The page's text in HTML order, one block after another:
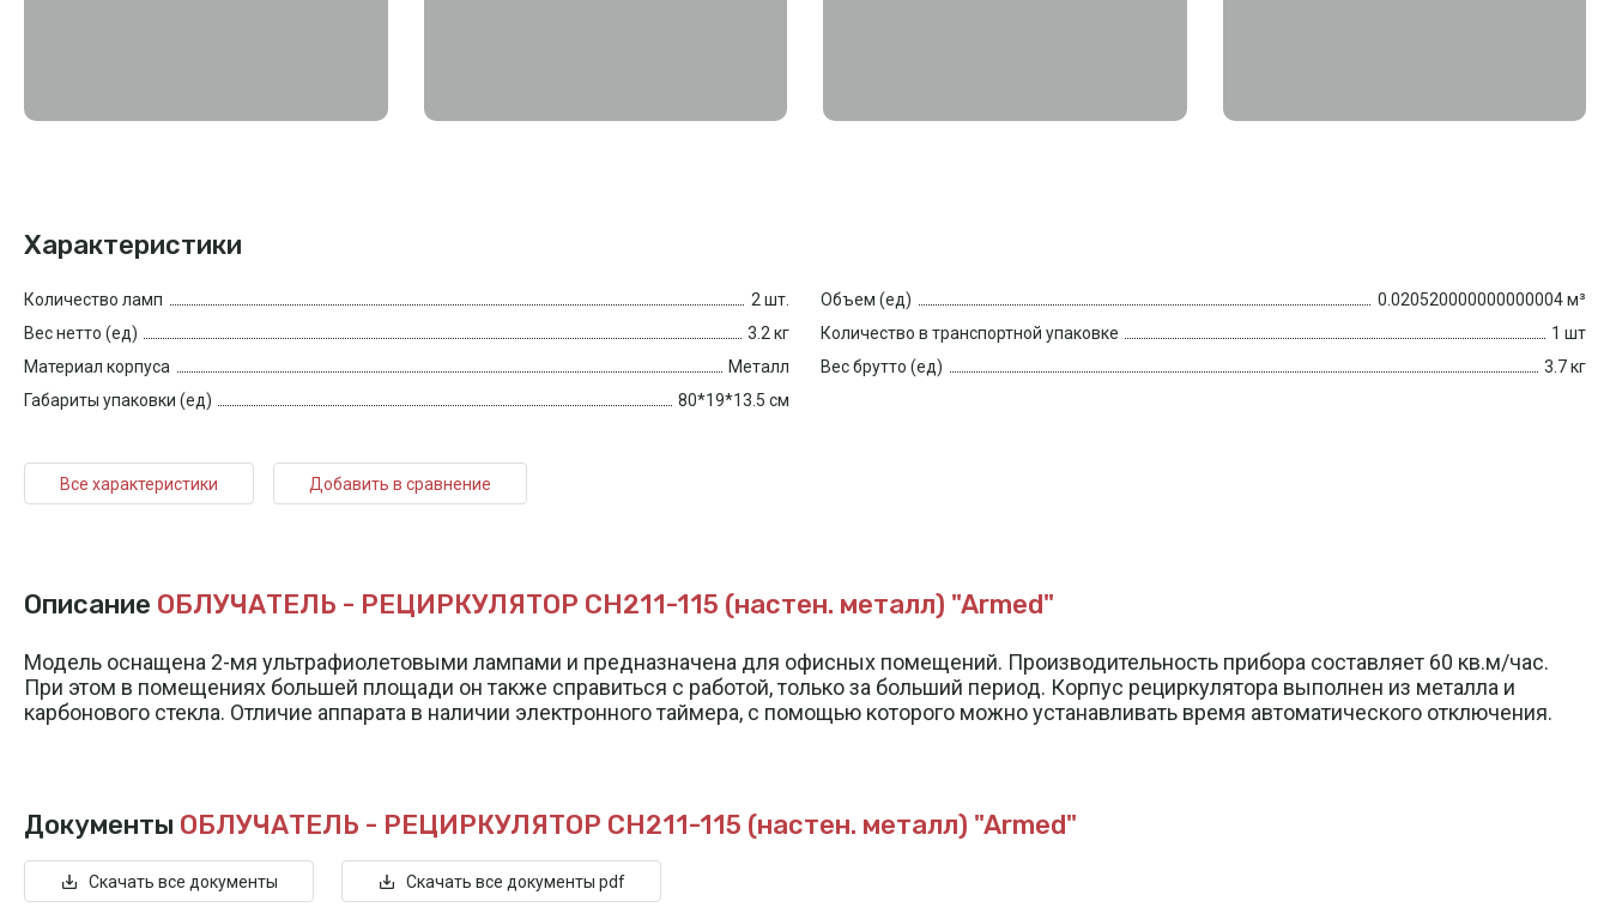
Характеристики
Количество ламп
2 шт.
Вес нетто (ед)
3.2 кг
Материал корпуса
Металл
Габариты упаковки (ед)
80*19*13.5 см
Объем (ед)
0.020520000000000004 м³
Количество в транспортной упаковке
1 шт
Вес брутто (ед)
3.7 кг
Все характеристики Добавить в сравнение
Описание ОБЛУЧАТЕЛЬ - РЕЦИРКУЛЯТОР CH211-115 (настен. металл) "Armed"
Модель оснащена 2-мя ультрафиолетовыми лампами и предназначена для офисных помещений. Производительность прибора составляет 60 кв.м/час.
При этом в помещениях большей площади он также справиться с работой, только за больший период. Корпус рециркулятора выполнен из металла и
карбонового стекла. Отличие аппарата в наличии электронного таймера, с помощью которого можно устанавливать время автоматического отключения.
Документы ОБЛУЧАТЕЛЬ - РЕЦИРКУЛЯТОР CH211-115 (настен. металл) "Armed"
Скачать все документы Скачать все документы pdf